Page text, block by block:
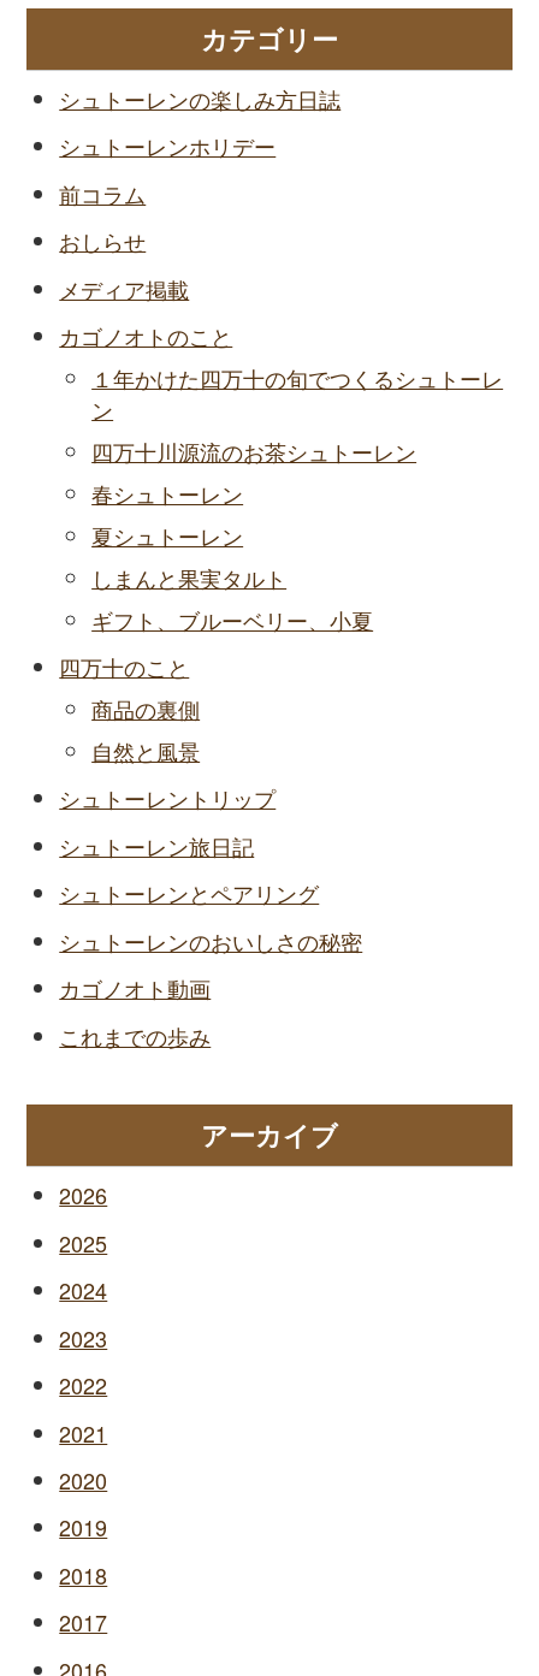
カテゴリー
シュトーレンの楽しみ方日誌
シュトーレンホリデー
前コラム
おしらせ
メディア掲載
カゴノオトのこと
１年かけた四万十の旬でつくるシュトーレ
ン
四万十川源流のお茶シュトーレン
春シュトーレン
夏シュトーレン
しまんと果実タルト
ギフト、ブルーベリー、小夏
四万十のこと
商品の裏側
自然と風景
シュトーレントリップ
シュトーレン旅日記
シュトーレンとペアリング
シュトーレンのおいしさの秘密
カゴノオト動画
これまでの歩み
アーカイブ
2026
2025
2024
2023
2022
2021
2020
2019
2018
2017
2016